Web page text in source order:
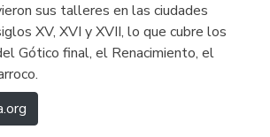
sus talleres en las ciudades
XV, XVI y XVII, lo que cubre los
Gótico final, el Renacimiento, el